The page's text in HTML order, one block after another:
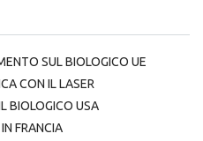
SUL BIOLOGICO UE
CON IL LASER
BIOLOGICO USA
FRANCIA